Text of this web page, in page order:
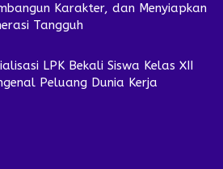
Karakter, dan Menyiapkan
Tangguh
LPK Bekali Siswa Kelas XII
Peluang Dunia Kerja